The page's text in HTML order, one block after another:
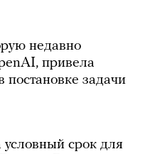
недавно
привела
постановке задачи
условный срок для